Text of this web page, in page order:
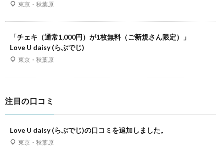
東京・秋葉原
「チェキ（通常1,000円）が1枚無料（ご新規さん限定）」
Love U daisy (らぶでじ)
東京・秋葉原
注目の口コミ
Love U daisy (らぶでじ)の口コミを追加しました。
東京・秋葉原